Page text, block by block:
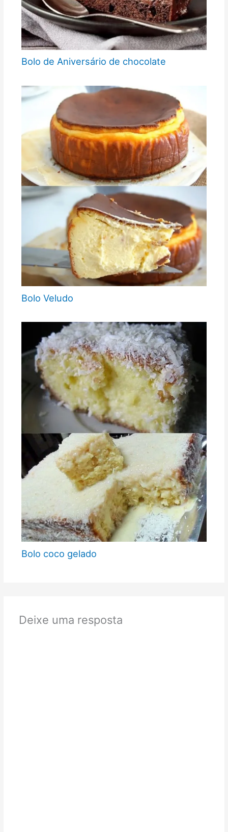
Bolo de Aniversário de chocolate
Bolo Veludo
Bolo coco gelado
Deixe uma resposta